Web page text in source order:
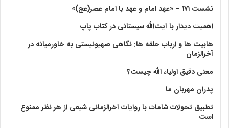
نشست ۱۷۱ – «عهد امام و عهد با امام عصر(عج)»
اهمیت دیدار با آیت‌الله سیستانی در کتاب پاپ
هابیت ها و ارباب حلقه ها: نگاهی صهیونیستی به خاورمیانه در
آخرالزمان
معنی دقیق اولیاء الله چیست؟
پدران مهربان ما
تطبیق تحولات شامات با روایات آخرالزمانی شیعی از هر نظر ممنوع
است